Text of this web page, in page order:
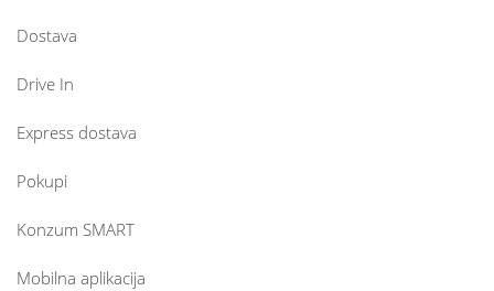
Dostava
Drive In
Express dostava
Pokupi
Konzum SMART
Mobilna aplikacija